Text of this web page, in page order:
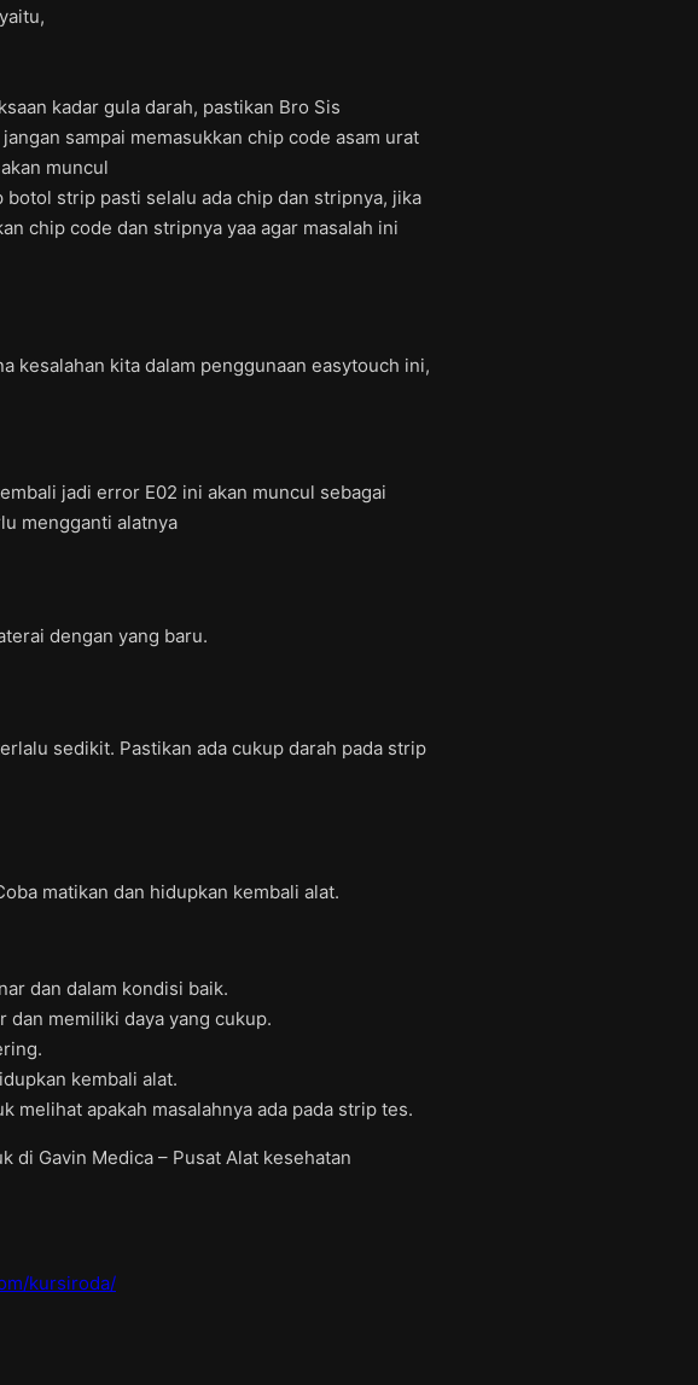
kadar gula darah, pastikan Bro Sis
sampai memasukkan chip code asam urat
muncul
strip pasti selalu ada chip dan stripnya, jika
chip code dan stripnya yaa agar masalah ini
kesalahan kita dalam penggunaan easytouch ini,
jadi error E02 ini akan muncul sebagai
mengganti alatnya
dengan yang baru.
sedikit. Pastikan ada cukup darah pada strip
matikan dan hidupkan kembali alat.
dan dalam kondisi baik.
dan memiliki daya yang cukup.
kembali alat.
melihat apakah masalahnya ada pada strip tes.
Gavin Medica – Pusat Alat kesehatan
kursiroda/